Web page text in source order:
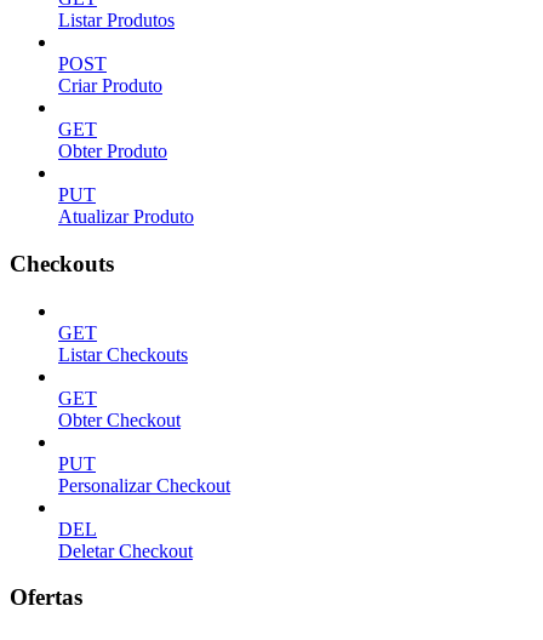
Listar Produtos
POST
Criar Produto
GET
Obter Produto
PUT
Atualizar Produto
Checkouts
GET
Listar Checkouts
GET
Obter Checkout
PUT
Personalizar Checkout
DEL
Deletar Checkout
Ofertas